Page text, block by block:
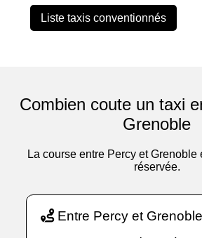
Liste taxis conventionnés
Combien coute un taxi
Grenoble
La course entre Percy et
réservée.
Entre Percy et Grenoble